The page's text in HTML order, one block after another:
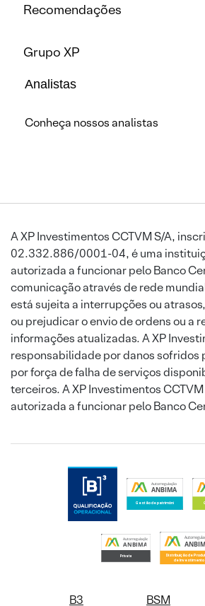
Recomendações
Grupo XP
Analistas
Conheça nossos analistas
A XP Investimentos CCTVM S/A,
02.332.886/0001-04, é uma
autorizada a funcionar pelo Banco
comunicação através de rede
está sujeita a interrupções ou
ou prejudicar o envio de ordens ou a
informações atualizadas. A XP
responsabilidade por danos sofridos
por força de falha de serviços
terceiros. A XP Investimentos
autorizada a funcionar pelo Banco
B3 BSM